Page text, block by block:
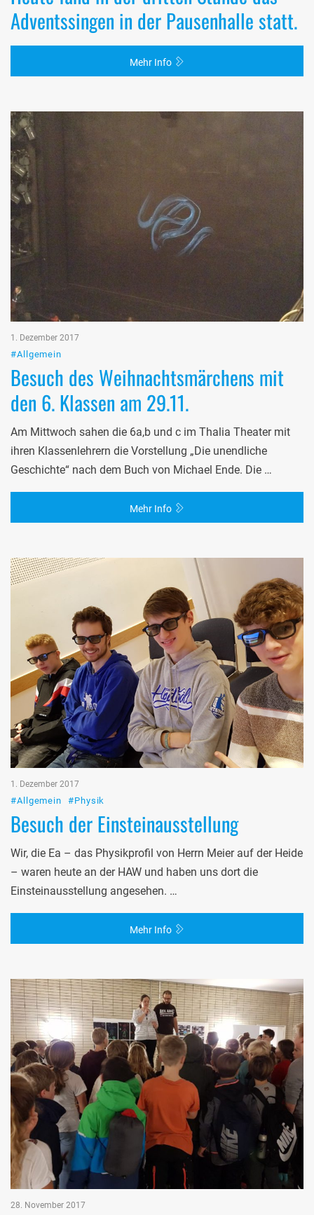
Adventssingen in der Pausenhalle statt.
Mehr Info
1. Dezember 2017
#Allgemein
Besuch des Weihnachtsmärchens mit
den 6. Klassen am 29.11.
Am Mittwoch sahen die 6a,b und c im Thalia Theater mit
ihren Klassenlehrern die Vorstellung „Die unendliche
Geschichte“ nach dem Buch von Michael Ende. Die …
Mehr Info
1. Dezember 2017
#Allgemein #Physik
Besuch der Einsteinausstellung
Wir, die Ea – das Physikprofil von Herrn Meier auf der Heide
– waren heute an der HAW und haben uns dort die
Einsteinausstellung angesehen. …
Mehr Info
28. November 2017